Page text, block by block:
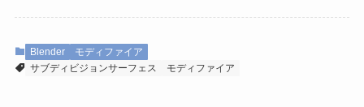
Blender
モディファイア
サブディビジョンサーフェス
モディファイア